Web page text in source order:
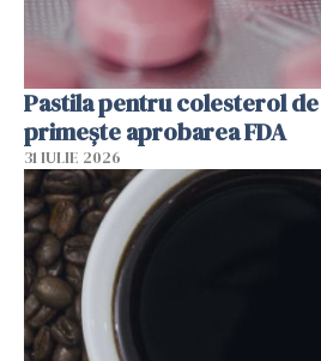
Pastila pentru colesterol
primește aprobarea FDA
31 IULIE 2026